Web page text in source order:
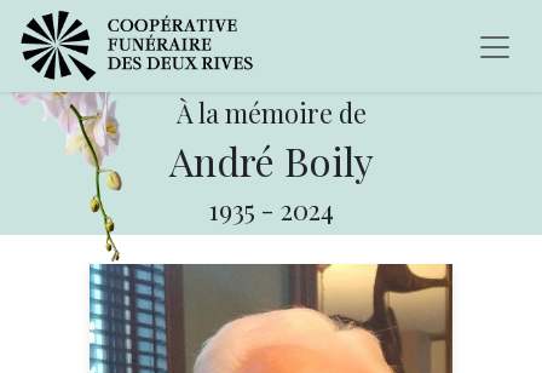
À la mémoire de
André Boily
1935 - 2024